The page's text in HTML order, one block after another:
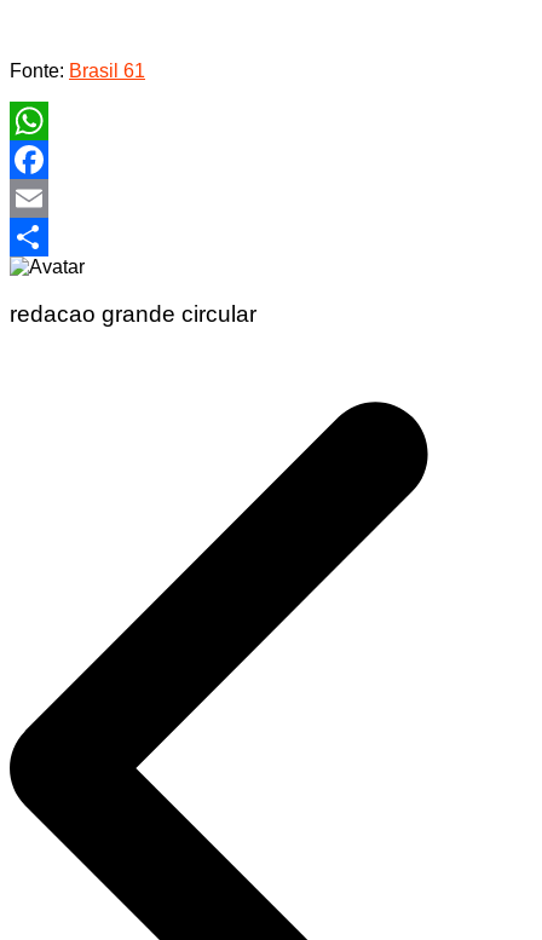
Fonte: Brasil 61
WhatsApp
Facebook
Email
Share
redacao grande circular